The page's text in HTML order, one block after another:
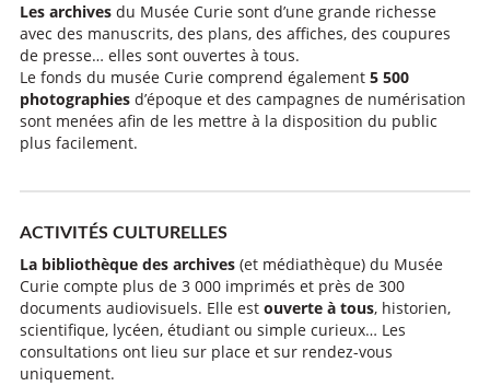
Les archives du Musée Curie sont d’une grande richesse
avec des manuscrits, des plans, des affiches, des coupures
de presse… elles sont ouvertes à tous.
Le fonds du musée Curie comprend également 5 500
photographies d’époque et des campagnes de numérisation
sont menées afin de les mettre à la disposition du public
plus facilement.
ACTIVITÉS CULTURELLES
La bibliothèque des archives (et médiathèque) du Musée
Curie compte plus de 3 000 imprimés et près de 300
documents audiovisuels. Elle est ouverte à tous, historien,
scientifique, lycéen, étudiant ou simple curieux… Les
consultations ont lieu sur place et sur rendez-vous
uniquement.